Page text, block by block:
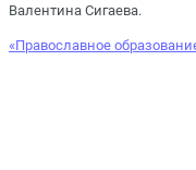
Валентина Сигаева.
«Православное